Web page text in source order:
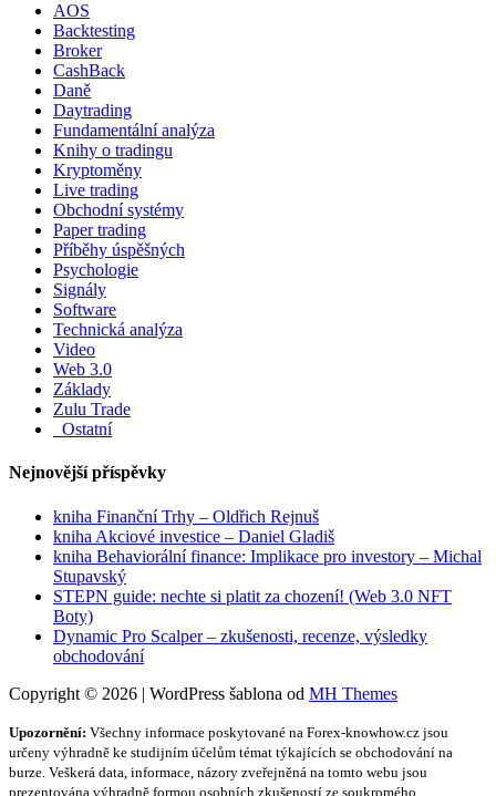
AOS
Backtesting
Broker
CashBack
Daně
Daytrading
Fundamentální analýza
Knihy o tradingu
Kryptoměny
Live trading
Obchodní systémy
Paper trading
Příběhy úspěšných
Psychologie
Signály
Software
Technická analýza
Video
Web 3.0
Základy
Zulu Trade
_Ostatní
Nejnovější příspěvky
kniha Finanční Trhy – Oldřich Rejnuš
kniha Akciové investice – Daniel Gladiš
kniha Behaviorální finance: Implikace pro investory – Michal
Stupavský
STEPN guide: nechte si platit za chození! (Web 3.0 NFT
Boty)
Dynamic Pro Scalper – zkušenosti, recenze, výsledky
obchodování
Copyright © 2026 | WordPress šablona od MH Themes
Upozornění: Všechny informace poskytované na Forex-knowhow.cz jsou
určeny výhradně ke studijním účelům témat týkajících se obchodování na
burze. Veškerá data, informace, názory zveřejněná na tomto webu jsou
prezentována výhradně formou osobních zkušeností ze soukromého